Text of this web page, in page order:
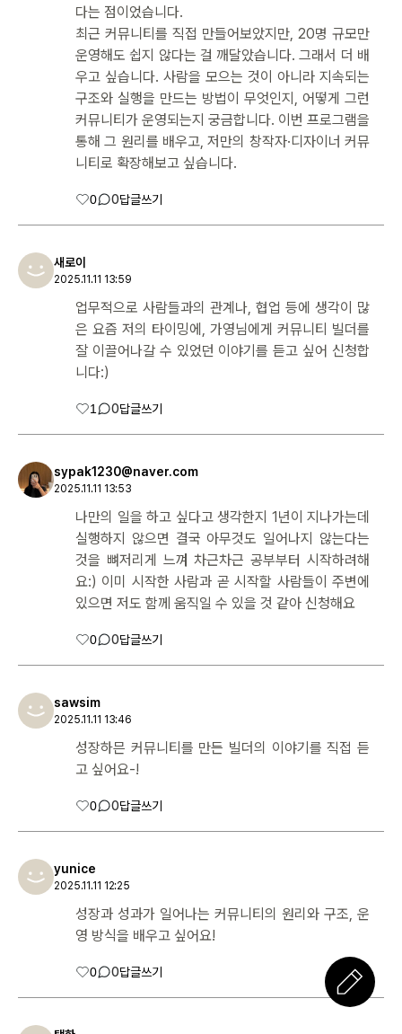
다는 점이었습니다.
최근 커뮤니티를 직접 만들어보았지만, 20명 규모만
운영해도 쉽지 않다는 걸 깨달았습니다. 그래서 더 배
우고 싶습니다. 사람을 모으는 것이 아니라 지속되는
구조와 실행을 만드는 방법이 무엇인지, 어떻게 그런
커뮤니티가 운영되는지 궁금합니다. 이번 프로그램을
통해 그 원리를 배우고, 저만의 창작자·디자이너 커뮤
니티로 확장해보고 싶습니다.
0 0답글쓰기
새로이
2025.11.11 13:59
업무적으로 사람들과의 관계나, 협업 등에 생각이 많
은 요즘 저의 타이밍에, 가영님에게 커뮤니티 빌더를
잘 이끌어나갈 수 있었던 이야기를 듣고 싶어 신청합
니다:)
1 0답글쓰기
sypak1230@naver.com
2025.11.11 13:53
나만의 일을 하고 싶다고 생각한지 1년이 지나가는데
실행하지 않으면 결국 아무것도 일어나지 않는다는
것을 뼈저리게 느껴 차근차근 공부부터 시작하려해
요:) 이미 시작한 사람과 곧 시작할 사람들이 주변에
있으면 저도 함께 움직일 수 있을 것 같아 신청해요
0 0답글쓰기
sawsim
2025.11.11 13:46
성장하믄 커뮤니티를 만든 빌더의 이야기를 직접 듣
고 싶어요-!
0 0답글쓰기
yunice
2025.11.11 12:25
성장과 성과가 일어나는 커뮤니티의 원리와 구조, 운
영 방식을 배우고 싶어요!
0 0답글쓰기